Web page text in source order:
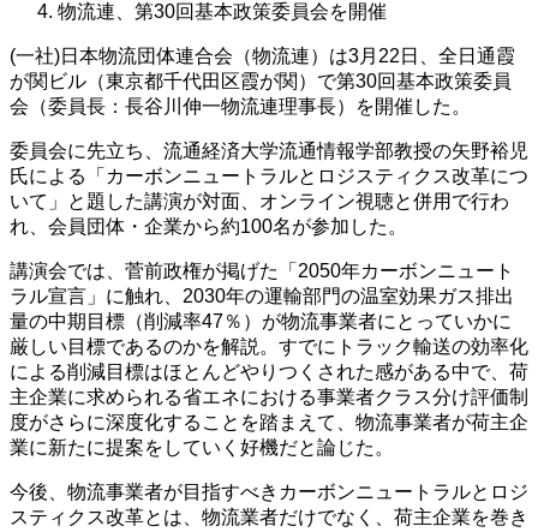
物流連、第30回基本政策委員会を開催
(一社)日本物流団体連合会（物流連）は3月22日、全日通霞
が関ビル（東京都千代田区霞が関）で第30回基本政策委員
会（委員長：長谷川伸一物流連理事長）を開催した。
委員会に先立ち、流通経済大学流通情報学部教授の矢野裕児
氏による「カーボンニュートラルとロジスティクス改革につ
いて」と題した講演が対面、オンライン視聴と併用で行わ
れ、会員団体・企業から約100名が参加した。
講演会では、菅前政権が掲げた「2050年カーボンニュート
ラル宣言」に触れ、2030年の運輸部門の温室効果ガス排出
量の中期目標（削減率47％）が物流事業者にとっていかに
厳しい目標であるのかを解説。すでにトラック輸送の効率化
による削減目標はほとんどやりつくされた感がある中で、荷
主企業に求められる省エネにおける事業者クラス分け評価制
度がさらに深度化することを踏まえて、物流事業者が荷主企
業に新たに提案をしていく好機だと論じた。
今後、物流事業者が目指すべきカーボンニュートラルとロジ
スティクス改革とは、物流業者だけでなく、荷主企業を巻き